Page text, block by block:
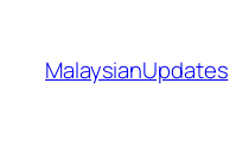
content
MalaysianUpdates